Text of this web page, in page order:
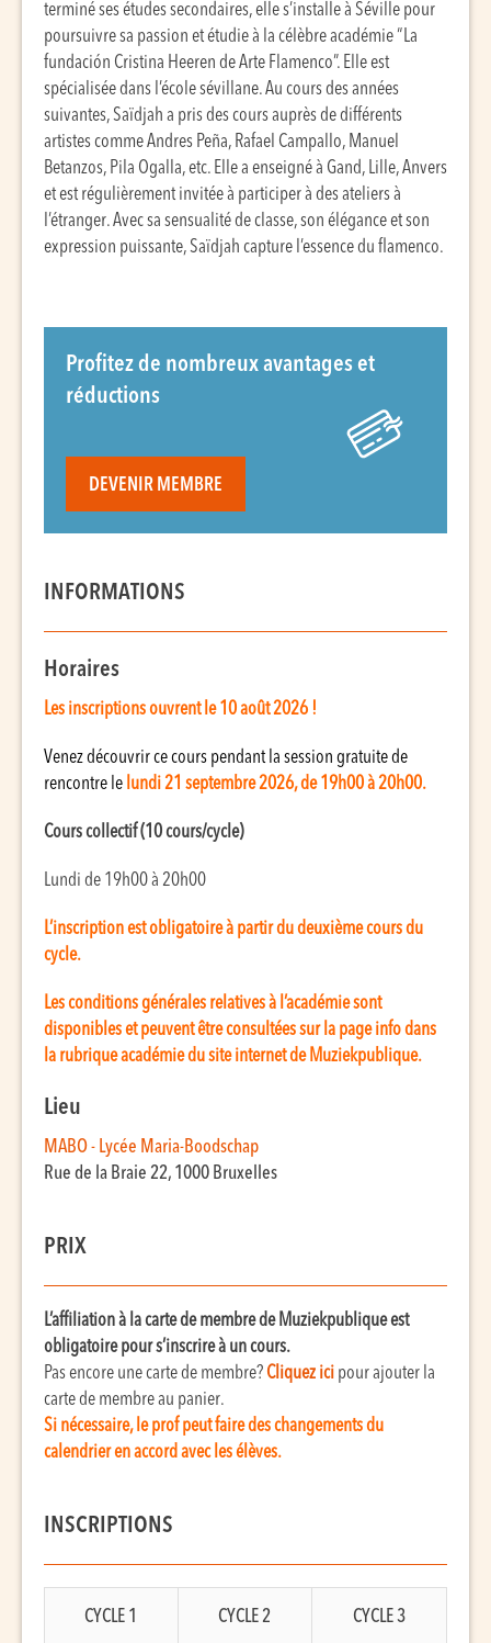
terminé ses études secondaires, elle s’installe à Séville pour
poursuivre sa passion et étudie à la célèbre académie “La
fundación Cristina Heeren de Arte Flamenco”. Elle est
spécialisée dans l’école sévillane. Au cours des années
suivantes, Saïdjah a pris des cours auprès de différents
artistes comme Andres Peña, Rafael Campallo, Manuel
Betanzos, Pila Ogalla, etc. Elle a enseigné à Gand, Lille, Anvers
et est régulièrement invitée à participer à des ateliers à
l’étranger. Avec sa sensualité de classe, son élégance et son
expression puissante, Saïdjah capture l’essence du flamenco.
Profitez de nombreux avantages et
réductions
DEVENIR MEMBRE
INFORMATIONS
Horaires
Les inscriptions ouvrent le 10 août 2026 !
Venez découvrir ce cours pendant la session gratuite de
rencontre le lundi 21 septembre 2026, de 19h00 à 20h00.
Cours collectif (10 cours/cycle)
Lundi de 19h00 à 20h00
L’inscription est obligatoire à partir du deuxième cours du
cycle.
Les conditions générales relatives à l’académie sont
disponibles et peuvent être consultées sur la page info dans
la rubrique académie du site internet de Muziekpublique.
Lieu
MABO - Lycée Maria-Boodschap
Rue de la Braie 22, 1000 Bruxelles
PRIX
L’affiliation à la carte de membre de Muziekpublique est
obligatoire pour s’inscrire à un cours.
Pas encore une carte de membre?Cliquez ici pour ajouter la
carte de membre au panier.
Si nécessaire, le prof peut faire des changements du
calendrier en accord avec les élèves.
INSCRIPTIONS
CYCLE 1 CYCLE 2 CYCLE 3